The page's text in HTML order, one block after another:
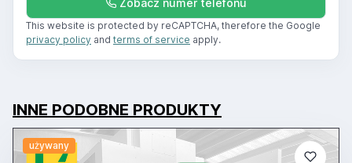
Zobacz numer telefonu
This website is protected by reCAPTCHA, therefore the Google
privacy policy and terms of service apply.
INNE PODOBNE PRODUKTY
używany